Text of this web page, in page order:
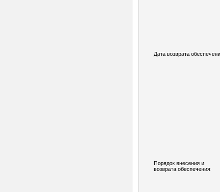
Дата возврата
Порядок внесения и
возврата обеспечения: